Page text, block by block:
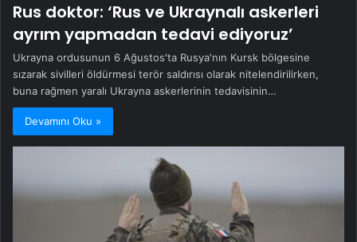
Rus doktor: ‘Rus ve Ukraynalı askerleri
ayrım yapmadan tedavi ediyoruz’
Ukrayna ordusunun 6 Ağustos'ta Rusya'nın Kursk bölgesine
sızarak sivilleri öldürmesi terör saldırısı olarak nitelendirilirken,
buna rağmen yaralı Ukrayna askerlerinin tedavisinin…
Devamını Oku »